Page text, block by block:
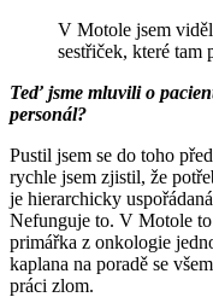
V Motole jsem
sestřiček, které tam
Teď jsme mluvili o
personál?
Pustil jsem se do toho
rychle jsem zjistil, že
je hierarchicky
Nefunguje to. V Motole
primářka z onkologie
kaplana na poradě se
práci zlom.